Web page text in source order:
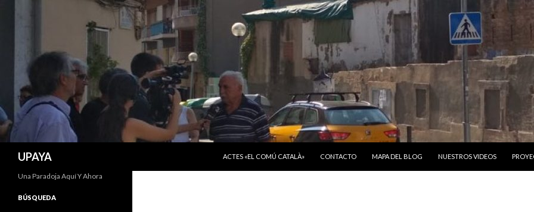
UPAYA
ACTES «EL COMÚ CATALÀ»
CONTACTO MAPA DEL BLOG NUESTROS VIDEOS
Una Paradoja Aquí Y Ahora
BÚSQUEDA